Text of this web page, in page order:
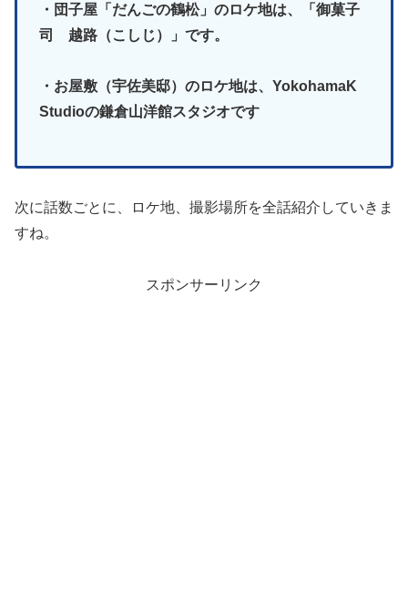
・団子屋「だんごの鶴松」のロケ地は、「御菓子
司 越路（こしじ）」です。
・お屋敷（宇佐美邸）のロケ地は、YokohamaK
Studioの鎌倉山洋館スタジオです
次に話数ごとに、ロケ地、撮影場所を全話紹介していきま
すね。
スポンサーリンク